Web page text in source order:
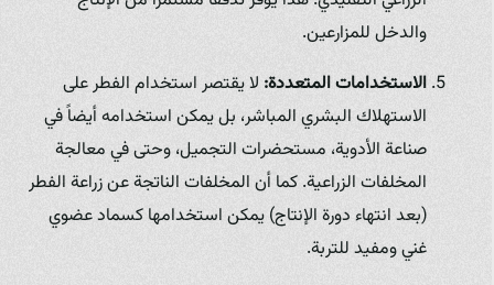
والدخل للمزارعين.
الاستخدامات المتعددة:لا يقتصر استخدام الفطر على
الاستهلاك البشري المباشر، بل يمكن استخدامه أيضاً في
صناعة الأدوية، مستحضرات التجميل، وحتى في معالجة
المخلفات الزراعية. كما أن المخلفات الناتجة عن زراعة الفطر
(بعد انتهاء دورة الإنتاج) يمكن استخدامها كسماد عضوي
غني ومفيد للتربة.